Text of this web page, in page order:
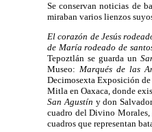
Se conservan noticias de
miraban varios lienzos
El corazón de Jesús
de María rodeado de
Tepoztlán se guarda un
Museo: Marqués de las
Decimosexta Exposición
Mitla en Oaxaca, donde
San Agustín y don
cuadro del Divino Morales,
cuadros que representan